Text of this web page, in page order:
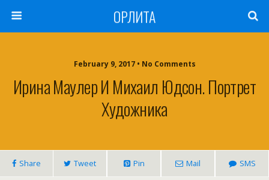
ОРЛИТА
February 9, 2017 • No Comments
Ирина Маулер И Михаил Юдсон. Портрет
Художника
Share Tweet Pin Mail SMS